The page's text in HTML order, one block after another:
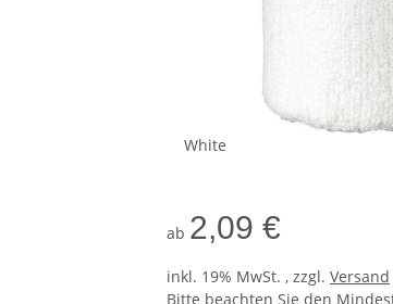
White
ab 2,09 €
inkl. 19% MwSt. , zzgl. Versand
Bitte beachten Sie den